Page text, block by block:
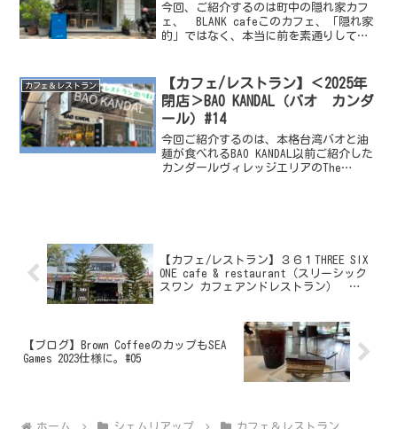
今回、ご紹介するのは町中の隠れ家カフ
ェ、 BLANK cafeこのカフェ、「隠れ家
的」ではなく、本当に前を素通りしてし
ワイトを基調に木製インテリアで統一さ
れていて、落ち...
カフェ＆レストラン
【カフェ/レストラン】＜2025年
閉店＞BAO KANDAL（バオ カンダ
ール）#14
今回ご紹介するのは、本格台湾バオと油
麺が食べれるBAO KANDAL以前ご紹介した
カンダールヴィレッジエリアのThe
【カフェ/レストラン】３６１THREE SIX
ONE cafe & restaurant（スリーシック
スワン カフェアンドレストラン）
【ブログ】Brown CoffeeのカップもSEA
Games 2023仕様に。#05
ホーム シェムリアップ カフェ＆レストラン